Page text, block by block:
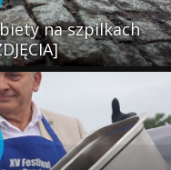
na szpilkach